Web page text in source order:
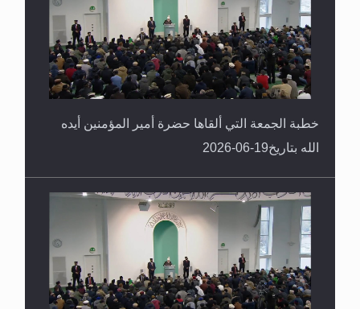
خطبة الجمعة التي ألقاها حضرة أمير المؤمنين أيده
الله بتاريخ19-06-2026